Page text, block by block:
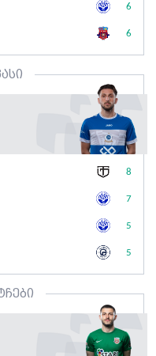
6
6
8
7
5
5